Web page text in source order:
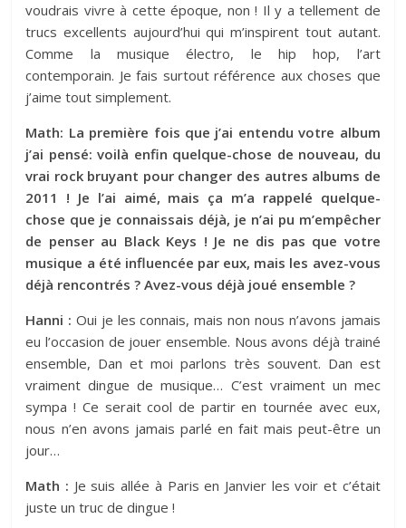
voudrais vivre à cette époque, non ! Il y a tellement de
trucs excellents aujourd’hui qui m’inspirent tout autant.
Comme la musique électro, le hip hop, l’art
contemporain. Je fais surtout référence aux choses que
j’aime tout simplement.
Math: La première fois que j’ai entendu votre album
j’ai pensé: voilà enfin quelque-chose de nouveau, du
vrai rock bruyant pour changer des autres albums de
2011 ! Je l’ai aimé, mais ça m’a rappelé quelque-
chose que je connaissais déjà, je n’ai pu m’empêcher
de penser au Black Keys ! Je ne dis pas que votre
musique a été influencée par eux, mais les avez-vous
déjà rencontrés ? Avez-vous déjà joué ensemble ?
Hanni : Oui je les connais, mais non nous n’avons jamais
eu l’occasion de jouer ensemble. Nous avons déjà trainé
ensemble, Dan et moi parlons très souvent. Dan est
vraiment dingue de musique… C’est vraiment un mec
sympa ! Ce serait cool de partir en tournée avec eux,
nous n’en avons jamais parlé en fait mais peut-être un
jour…
Math : Je suis allée à Paris en Janvier les voir et c’était
juste un truc de dingue !